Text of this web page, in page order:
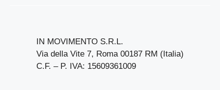
IN MOVIMENTO S.R.L.
Via della Vite 7, Roma 00187 RM (Italia)
C.F. – P. IVA: 15609361009